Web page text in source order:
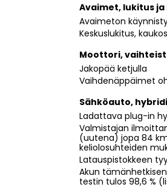
Avaimet, lukitus
Avaimeton
Keskuslukitus,
Moottori,
Jakopää ketjulla
Vaihdenäppäimet
Sähköauto,
Ladattava plug-in
Valmistajan
(uutena) jopa 84
keliolosuhteiden
Latauspistokkeen
Akun
testin tulos 98,6 %